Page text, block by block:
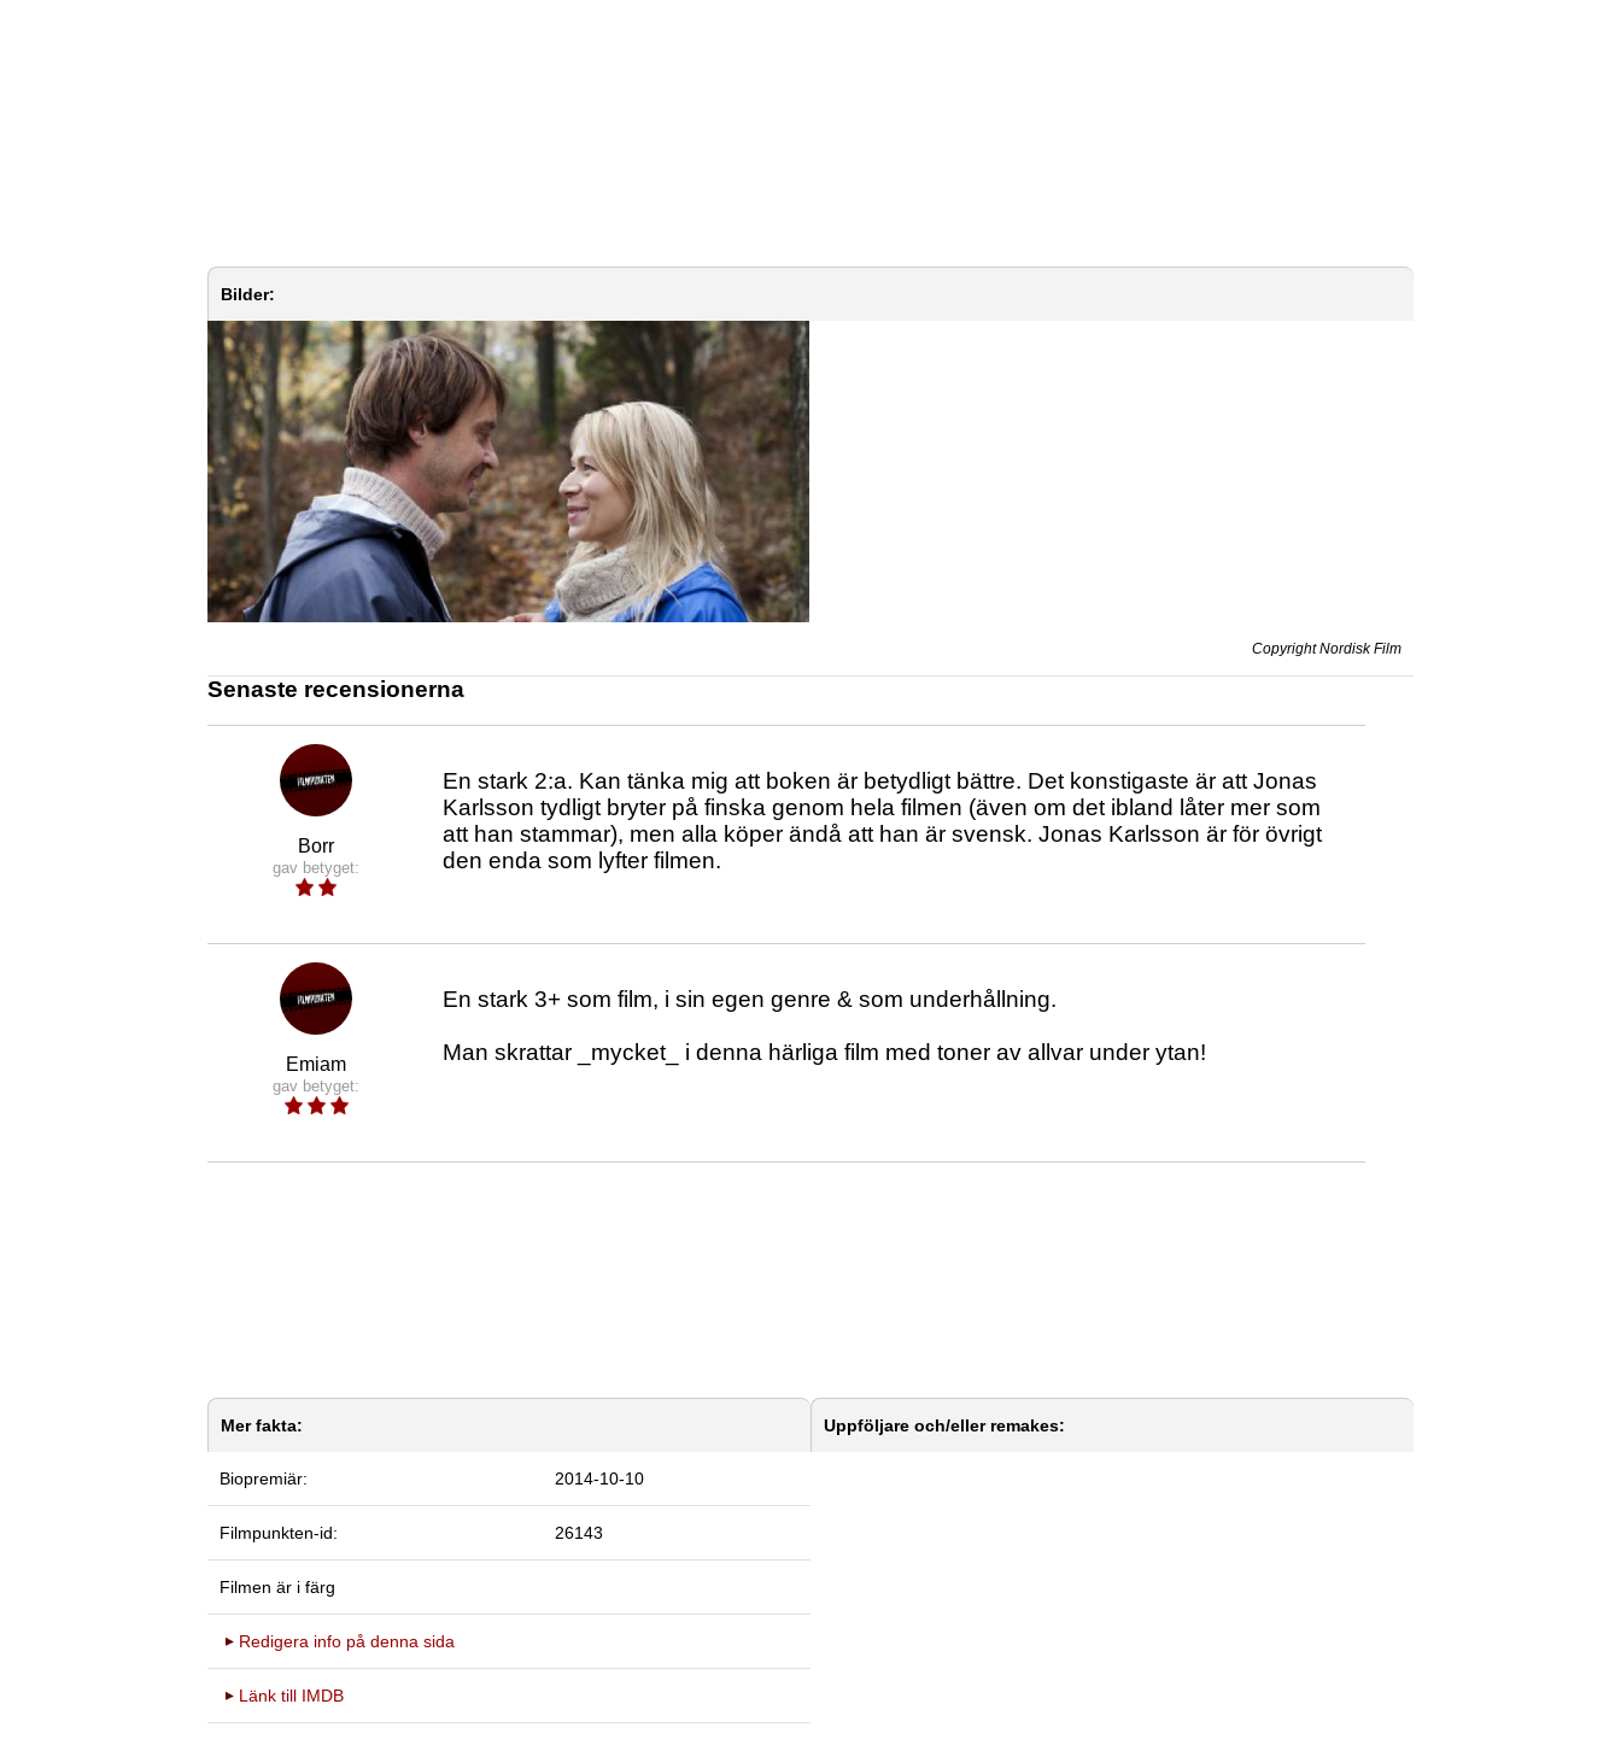
Bilder:
Copyright Nordisk Film
Senaste recensionerna
Borr
gav betyget:
En stark 2:a. Kan tänka mig att boken är betydligt bättre. Det konstigaste är att Jonas
Karlsson tydligt bryter på finska genom hela filmen (även om det ibland låter mer som
att han stammar), men alla köper ändå att han är svensk. Jonas Karlsson är för övrigt
den enda som lyfter filmen.
Emiam
gav betyget:
En stark 3+ som film, i sin egen genre & som underhållning.
Man skrattar _mycket_ i denna härliga film med toner av allvar under ytan!
Mer fakta:
Biopremiär: 2014-10-10
Filmpunkten-id: 26143
Filmen är i färg
Redigera info på denna sida
Länk till IMDB
Uppföljare och/eller remakes: